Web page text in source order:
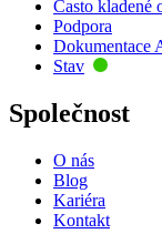
Často kladené
Podpora
Dokumentace
Stav
Společnost
O nás
Blog
Kariéra
Kontakt